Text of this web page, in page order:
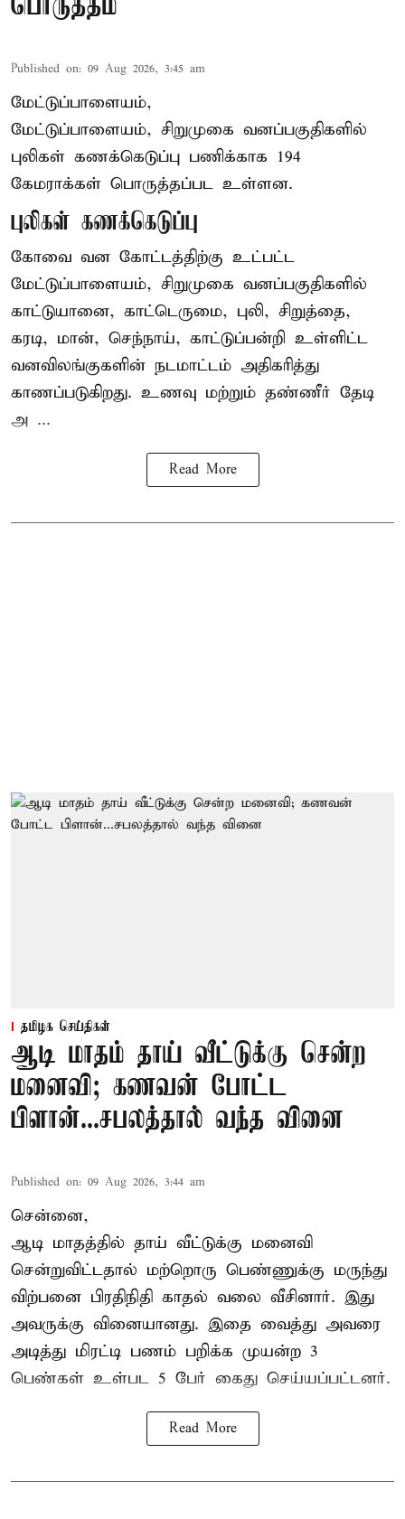
பொருத்தம்
Published on: 09 Aug 2026, 3:45 am
மேட்டுப்பாளையம்,
மேட்டுப்பாளையம், சிறுமுகை வனப்பகுதிகளில்
புலிகள் கணக்கெடுப்பு பணிக்காக 194
கேமராக்கள் பொருத்தப்பட உள்ளன.
புலிகள் கணக்கெடுப்பு
கோவை வன கோட்டத்திற்கு உட்பட்ட
மேட்டுப்பாளையம், சிறுமுகை வனப்பகுதிகளில்
காட்டுயானை, காட்டெருமை, புலி, சிறுத்தை,
கரடி, மான், செந்நாய், காட்டுப்பன்றி உள்ளிட்ட
வனவிலங்குகளின் நடமாட்டம் அதிகரித்து
காணப்படுகிறது. உணவு மற்றும் தண்ணீர் தேடி
அ ...
Read More
தமிழக செய்திகள்
ஆடி மாதம் தாய் வீட்டுக்கு சென்ற
மனைவி; கணவன் போட்ட
பிளான்...சபலத்தால் வந்த வினை
Published on: 09 Aug 2026, 3:44 am
சென்னை,
ஆடி மாதத்தில் தாய் வீட்டுக்கு மனைவி
சென்றுவிட்டதால் மற்றொரு பெண்ணுக்கு மருந்து
விற்பனை பிரதிநிதி காதல் வலை வீசினார். இது
அவருக்கு வினையானது. இதை வைத்து அவரை
அடித்து மிரட்டி பணம் பறிக்க முயன்ற 3
பெண்கள் உள்பட 5 பேர் கைது செய்யப்பட்டனர்.
Read More